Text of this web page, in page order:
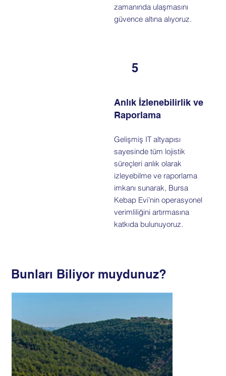
Bunları Biliyor muydunuz?
zamanında ulaşmasını
güvence altına alıyoruz.
5
Anlık İzlenebilirlik ve
Raporlama
Gelişmiş IT altyapısı
sayesinde tüm lojistik
süreçleri anlık olarak
izleyebilme ve raporlama
imkanı sunarak, Bursa
Kebap Evi’nin operasyonel
verimliliğini artırmasına
katkıda bulunuyoruz.